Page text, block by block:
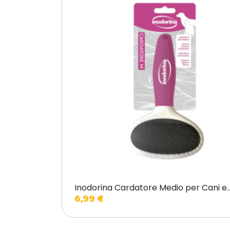
Inodorina Cardatore Medio per Cani
6,99 €